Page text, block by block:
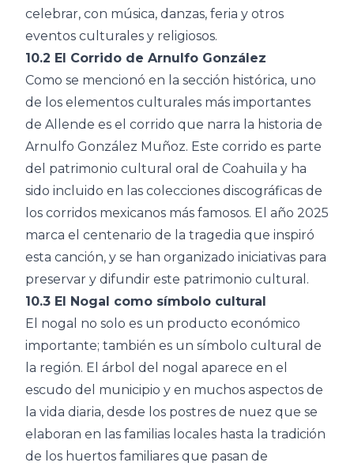
celebrar, con música, danzas, feria y otros
eventos culturales y religiosos.
10.2 El Corrido de Arnulfo González
Como se mencionó en la sección histórica, uno
de los elementos culturales más importantes
de Allende es el corrido que narra la historia de
Arnulfo González Muñoz. Este corrido es parte
del patrimonio cultural oral de Coahuila y ha
sido incluido en las colecciones discográficas de
los corridos mexicanos más famosos. El año 2025
marca el centenario de la tragedia que inspiró
esta canción, y se han organizado iniciativas para
preservar y difundir este patrimonio cultural.
10.3 El Nogal como símbolo cultural
El nogal no solo es un producto económico
importante; también es un símbolo cultural de
la región. El árbol del nogal aparece en el
escudo del municipio y en muchos aspectos de
la vida diaria, desde los postres de nuez que se
elaboran en las familias locales hasta la tradición
de los huertos familiares que pasan de